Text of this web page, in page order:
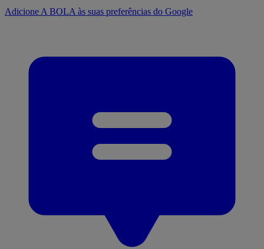
Adicione A BOLA às suas preferências do Google